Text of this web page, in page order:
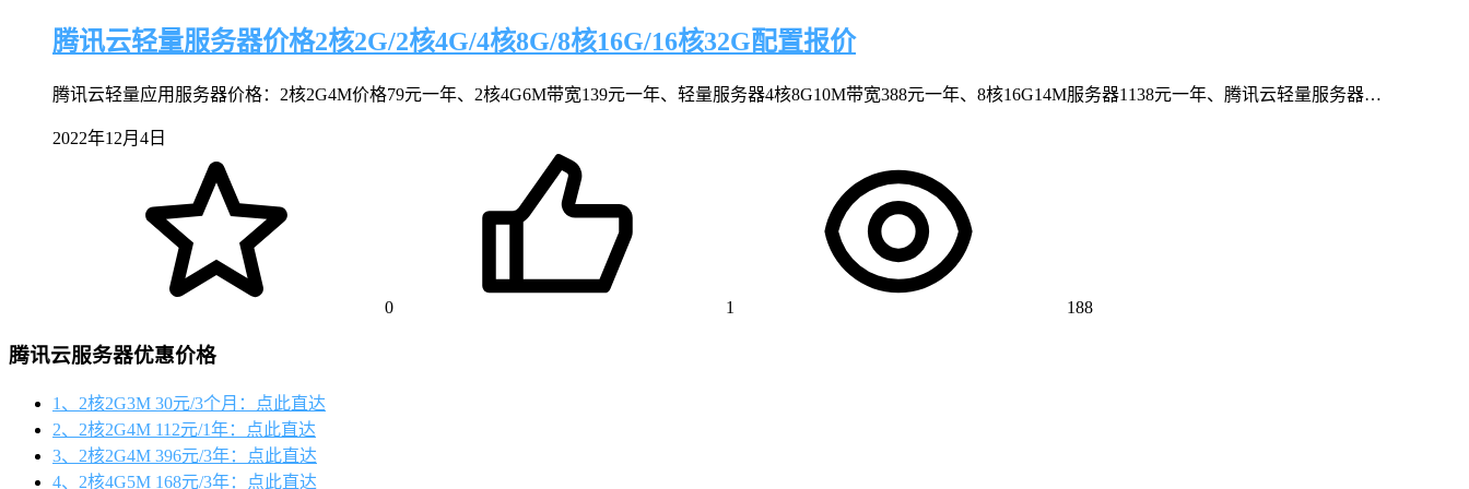
腾讯云轻量服务器价格2核2G/2核4G/4核8G/8核16G/16核32G配置报价
腾讯云轻量应用服务器价格：2核2G4M价格79元一年、2核4G6M带宽139元一年、轻量服务器4核8G10M带宽388元一年、8核16G14M服务器1138元一年、腾讯云轻量服务器…
2022年12月4日
0 1 188
腾讯云服务器优惠价格
1、2核2G3M 30元/3个月：点此直达
2、2核2G4M 112元/1年：点此直达
3、2核2G4M 396元/3年：点此直达
4、2核4G5M 168元/3年：点此直达